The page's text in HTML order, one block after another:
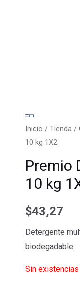
Inicio /Tienda /
10 kg 1X2
Premio
10 kg
$43,27
Detergente
biodegadable
Sin existencias